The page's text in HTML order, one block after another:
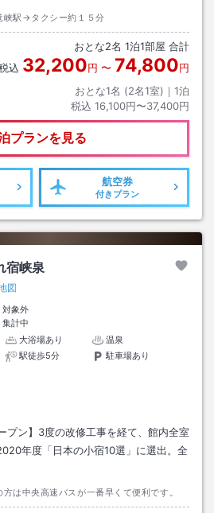
峡駅→タクシー約１５分
おとな2名 1泊1部屋 合計
込 32,200円 〜 74,800円
おとな1名 (2名1室)｜ 1泊
税込 16,100円〜37,400円
プランを見る
航空券
付きプラン
宿峡泉
図
対象外
集計中
大浴場あり
温泉
駅徒歩5分
駐車場あり
プン】3度の改修工事を経て、館内全室
年度「日本の小宿10選」に選出。全
は中央高速バスが一番早くて便利です。